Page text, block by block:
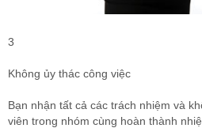
3
Không ủy thác công việc
Bạn nhận tất cả các trách nhiệm và
viên trong nhóm cùng hoàn thành